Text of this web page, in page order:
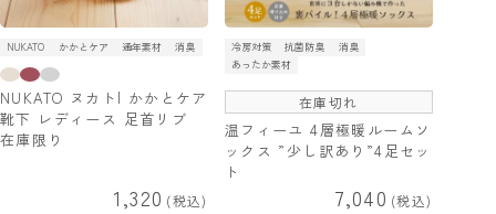
NUKATO かかとケア 通年素材 消臭
NUKATO ヌカト| かかとケア
靴下 レディース 足首リブ
在庫限り
1,320 税込
冷房対策 抗菌防臭
消臭
あったか素材
在庫切れ
温フィーユ 4層極暖ルームソ
ックス ”少し訳あり”4足セッ
ト
7,040 税込